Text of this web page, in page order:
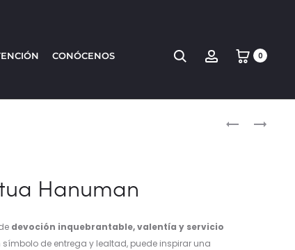
CONÓCENOS Search Account0
Hanuman
devoción inquebrantable, valentía y servicio
símbolo de entrega y lealtad, puede inspirar una